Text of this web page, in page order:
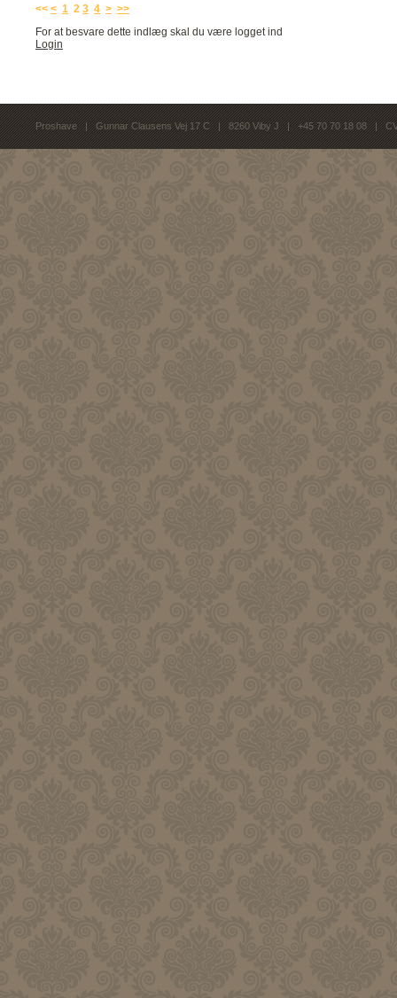
<< < 1 2 3 4 > >>
For at besvare dette indlæg skal du være logget ind
Login
Proshave | Gunnar Clausens Vej 17 C | 8260 Viby J | +45 70 70 18 08 |